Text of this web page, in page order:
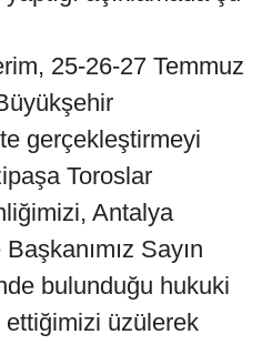
25-26-27 Temmuz
gerçekleştirmeyi
Toroslar
Antalya
Sayın
bulunduğu hukuki
üzülerek